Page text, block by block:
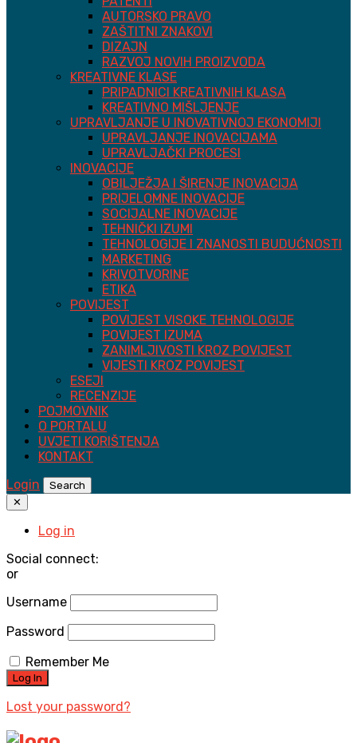
AUTORSKO PRAVO
ZAŠTITNI ZNAKOVI
DIZAJN
RAZVOJ NOVIH PROIZVODA
KREATIVNE KLASE
PRIPADNICI KREATIVNIH KLASA
KREATIVNO MIŠLJENJE
UPRAVLJANJE U INOVATIVNOJ EKONOMIJI
UPRAVLJANJE INOVACIJAMA
UPRAVLJAČKI PROCESI
INOVACIJE
OBILJEŽJA I ŠIRENJE INOVACIJA
PRIJELOMNE INOVACIJE
SOCIJALNE INOVACIJE
TEHNIČKI IZUMI
TEHNOLOGIJE I ZNANOSTI BUDUĆNOSTI
MARKETING
KRIVOTVORINE
ETIKA
POVIJEST
POVIJEST VISOKE TEHNOLOGIJE
POVIJEST IZUMA
ZANIMLJIVOSTI KROZ POVIJEST
VIJESTI KROZ POVIJEST
ESEJI
RECENZIJE
POJMOVNIK
O PORTALU
UVJETI KORIŠTENJA
KONTAKT
Login
Search
✕
Log in
Social connect:
or
Username
Password
Remember Me
Lost your password?